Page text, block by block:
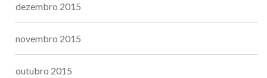
dezembro 2015
novembro 2015
outubro 2015